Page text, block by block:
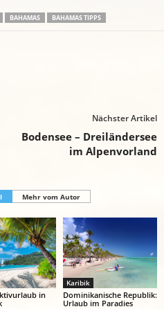
BAHAMAS BAHAMAS TIPPS
Nächster Artikel
Bodensee – Dreiländersee
im Alpenvorland
Mehr vom Autor
in
Karibik
Dominikanische Republik:
Urlaub im Paradies